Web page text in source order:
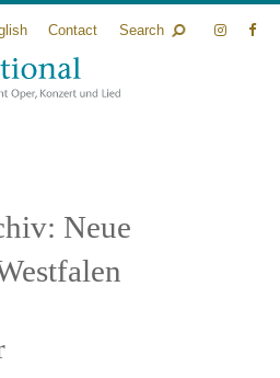
Contact Search
Neue